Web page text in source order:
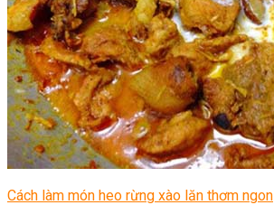
Cách làm món heo rừng xào lăn thơm ngon